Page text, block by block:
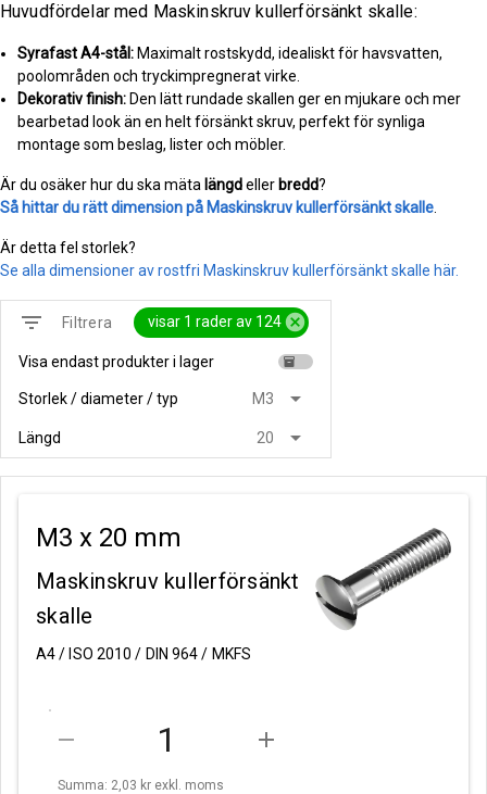
Huvudfördelar med Maskinskruv kullerförsänkt skalle:
Syrafast A4-stål: Maximalt rostskydd, idealiskt för havsvatten,
poolområden och tryckimpregnerat virke.
Dekorativ finish: Den lätt rundade skallen ger en mjukare och mer
bearbetad look än en helt försänkt skruv, perfekt för synliga
montage som beslag, lister och möbler.
Är du osäker hur du ska mäta längdeller bredd?
Så hittar du rätt dimension på Maskinskruv kullerförsänkt skalle
Är detta fel storlek?
Se alla dimensioner av rostfri Maskinskruv kullerförsänkt skalle här.
filter_list Filtrera visar 1 rader av 124 cancel
Visa endast produkter i lager inventory
Storlek / diameter / typ M3 arrow_drop_down
Längd 20 arrow_drop_down
M3 x 20 mm
Maskinskruv kullerförsänkt
skalle
A4 / ISO 2010 / DIN 964 / MKFS
remove add
Summa: 2,03 kr exkl. moms